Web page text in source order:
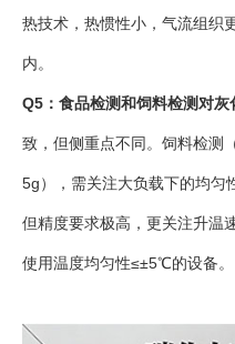
热技术，热惯性小，气流组织
内。
Q5：食品检测和饲料检测对灰
致，但侧重点不同。饲料检测
5g），需关注大负载下的均匀
但精度要求极高，更关注升温
使用温度均匀性≤±5℃的设备。